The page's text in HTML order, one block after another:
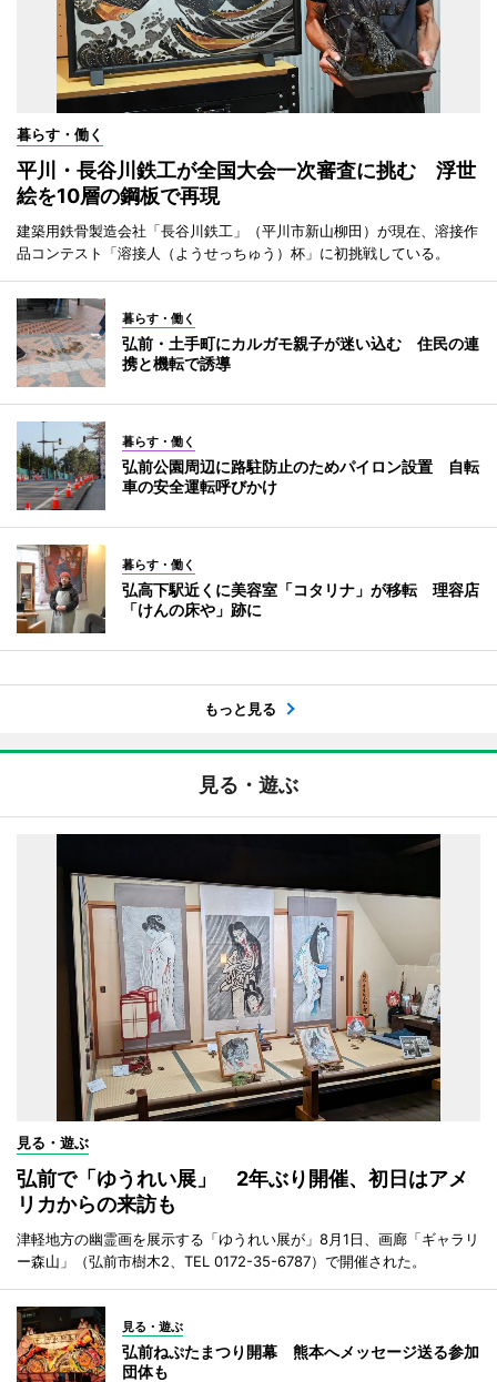
暮らす・働く
平川・長谷川鉄工が全国大会一次審査に挑む 浮世
絵を10層の鋼板で再現
建築用鉄骨製造会社「長谷川鉄工」（平川市新山柳田）が現在、溶接作
品コンテスト「溶接人（ようせっちゅう）杯」に初挑戦している。
暮らす・働く
弘前・土手町にカルガモ親子が迷い込む 住民の連
携と機転で誘導
暮らす・働く
弘前公園周辺に路駐防止のためパイロン設置 自転
車の安全運転呼びかけ
暮らす・働く
弘高下駅近くに美容室「コタリナ」が移転 理容店
「けんの床や」跡に
もっと見る
見る・遊ぶ
見る・遊ぶ
弘前で「ゆうれい展」 2年ぶり開催、初日はアメ
リカからの来訪も
津軽地方の幽霊画を展示する「ゆうれい展が」8月1日、画廊「ギャラリ
ー森山」（弘前市樹木2、TEL 0172-35-6787）で開催された。
見る・遊ぶ
弘前ねぷたまつり開幕 熊本へメッセージ送る参加
団体も